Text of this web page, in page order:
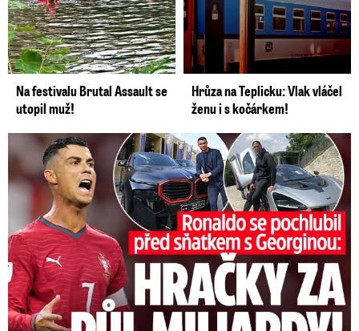
Na festivalu Brutal Assault se
utopil muž!
Hrůza na Teplicku: Vlak vláčel
ženu i s kočárkem!
Ronaldo se pochlubil před sňatkem: Hračky za půl miliardy!